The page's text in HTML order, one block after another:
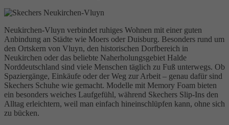
Neukirchen-Vluyn verbindet ruhiges Wohnen mit einer guten
Anbindung an Städte wie Moers oder Duisburg. Besonders rund um
den Ortskern von Vluyn, den historischen Dorfbereich in
Neukirchen oder das beliebte Naherholungsgebiet Halde
Norddeutschland sind viele Menschen täglich zu Fuß unterwegs. Ob
Spaziergänge, Einkäufe oder der Weg zur Arbeit – genau dafür sind
Skechers Schuhe wie gemacht. Modelle mit Memory Foam bieten
ein besonders weiches Laufgefühl, während Skechers Slip-Ins den
Alltag erleichtern, weil man einfach hineinschlüpfen kann, ohne sich
zu bücken.